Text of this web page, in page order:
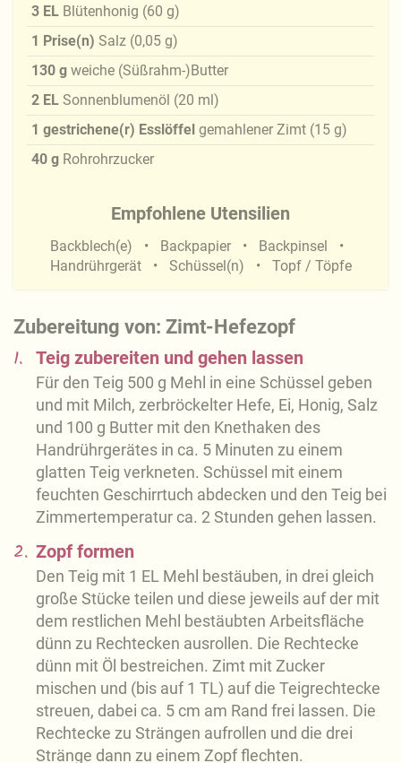
Zubereitung von: Zimt-Hefezopf
1. Teig zubereiten und gehen lassen
Für den Teig 500 g Mehl in eine Schüssel geben
und mit Milch, zerbröckelter Hefe, Ei, Honig, Salz
und 100 g Butter mit den Knethaken des
Handrührgerätes in ca. 5 Minuten zu einem
glatten Teig verkneten. Schüssel mit einem
feuchten Geschirrtuch abdecken und den Teig bei
Zimmertemperatur ca. 2 Stunden gehen lassen.
2. Zopf formen
Den Teig mit 1 EL Mehl bestäuben, in drei gleich
große Stücke teilen und diese jeweils auf der mit
dem restlichen Mehl bestäubten Arbeitsfläche
dünn zu Rechtecken ausrollen. Die Rechtecke
dünn mit Öl bestreichen. Zimt mit Zucker
mischen und (bis auf 1 TL) auf die Teigrechtecke
streuen, dabei ca. 5 cm am Rand frei lassen. Die
Rechtecke zu Strängen aufrollen und die drei
Stränge dann zu einem Zopf flechten.
3 EL Blütenhonig (60 g)
1 Prise(n) Salz (0,05 g)
130 g weiche (Süßrahm-)Butter
2 EL Sonnenblumenöl (20 ml)
1 gestrichene(r) Esslöffel gemahlener Zimt (15 g)
40 g Rohrohrzucker
Empfohlene Utensilien
Backblech(e) Backpapier
Backpinsel
Handrührgerät
Schüssel(n) Topf / Töpfe